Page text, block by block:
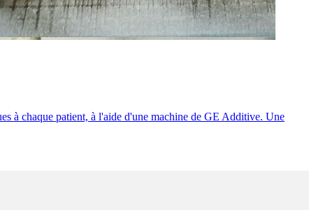
à chaque patient, à l'aide d'une machine de GE Additive. Une